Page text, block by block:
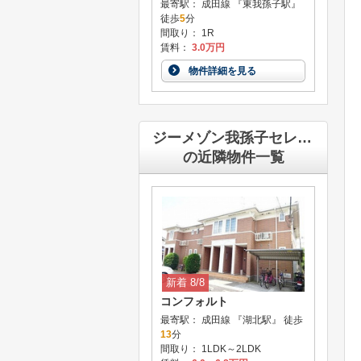
最寄駅： 成田線 『東我孫子駅』
徒歩5分
間取り： 1R
賃料： 3.0万円
物件詳細を見る
ジーメゾン我孫子セレニテ
の近隣物件一覧
新着 8/8
コンフォルト
最寄駅： 成田線 『湖北駅』 徒歩
13分
間取り： 1LDK～2LDK